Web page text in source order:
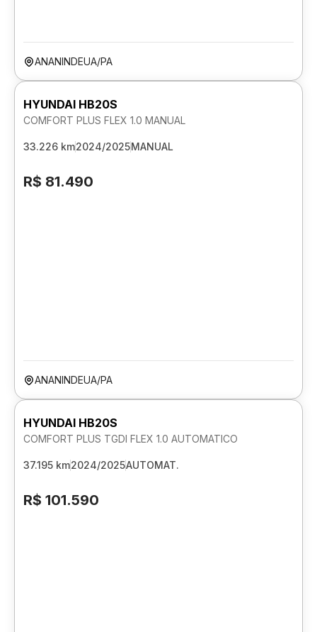
ANANINDEUA/PA
HYUNDAI HB20S
COMFORT PLUS FLEX 1.0 MANUAL
33.226 km2024/2025MANUAL
R$ 81.490
ANANINDEUA/PA
HYUNDAI HB20S
COMFORT PLUS TGDI FLEX 1.0 AUTOMATICO
37.195 km2024/2025AUTOMAT.
R$ 101.590